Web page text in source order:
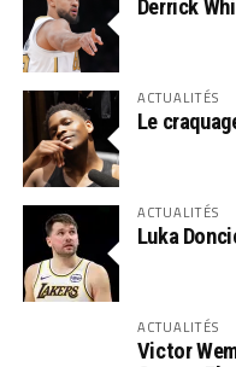
Derrick
ACTUALITÉS
Le
ACTUALITÉS
Luka
ACTUALITÉS
Victor